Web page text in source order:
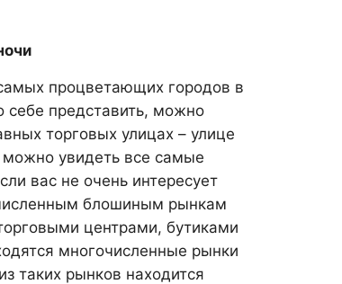
процветающих городов в
себе представить, можно
торговых улицах – улице
можно увидеть все самые
вас не очень интересует
блошиным рынкам
центрами, бутиками
многочисленные рынки
таких рынков находится